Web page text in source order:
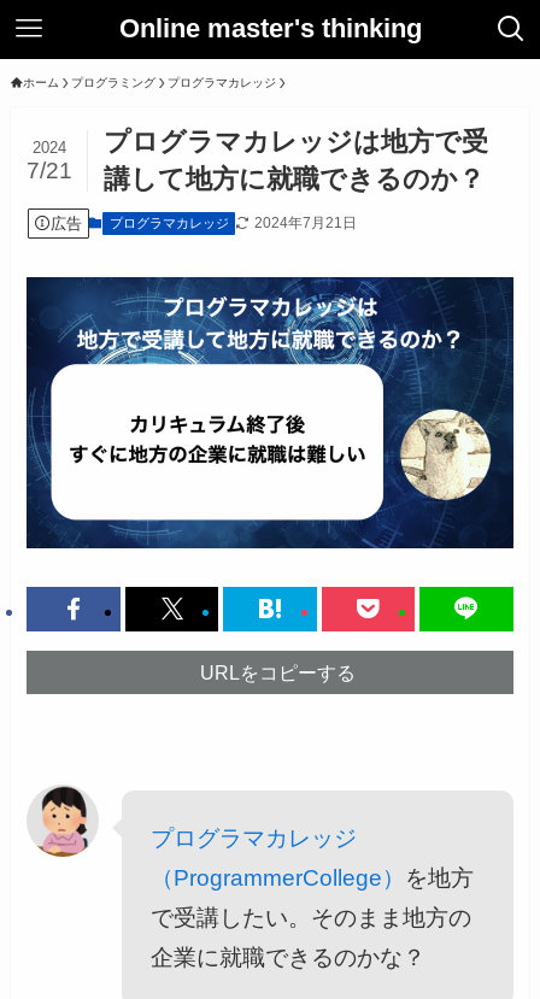
Online master's thinking
ホーム プログラミング プログラマカレッジ
プログラマカレッジは地方で受
講して地方に就職できるのか？
2024
7/21
広告 プログラマカレッジ 2024年7月21日
URLをコピーする
プログラマカレッジ
（ProgrammerCollege）
を地方
で受講したい。そのまま地方の
企業に就職できるのかな？